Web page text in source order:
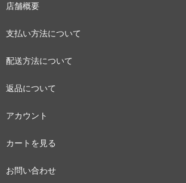
店舗概要
支払い方法について
配送方法について
返品について
アカウント
カートを見る
お問い合わせ